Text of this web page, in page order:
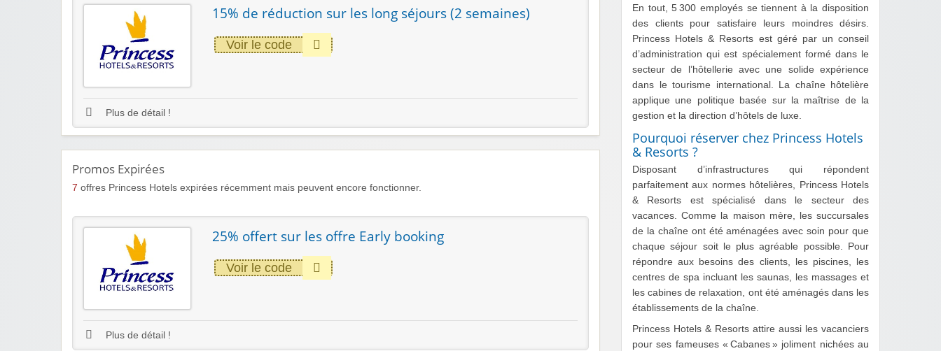
15% de réduction sur les long séjours (2 semaines)
Voir le code
Plus de détail !
Promos Expirées
7 offres Princess Hotels expirées récemment mais peuvent encore fonctionner.
25% offert sur les offre Early booking
Voir le code
Plus de détail !
En tout, 5 300 employés se tiennent à la disposition
des clients pour satisfaire leurs moindres désirs.
Princess Hotels & Resorts est géré par un conseil
d’administration qui est spécialement formé dans le
secteur de l’hôtellerie avec une solide expérience
dans le tourisme international. La chaîne hôtelière
applique une politique basée sur la maîtrise de la
gestion et la direction d’hôtels de luxe.
Pourquoi réserver chez Princess Hotels
& Resorts ?
Disposant d’infrastructures qui répondent
parfaitement aux normes hôtelières, Princess Hotels
& Resorts est spécialisé dans le secteur des
vacances. Comme la maison mère, les succursales
de la chaîne ont été aménagées avec soin pour que
chaque séjour soit le plus agréable possible. Pour
répondre aux besoins des clients, les piscines, les
centres de spa incluant les saunas, les massages et
les cabines de relaxation, ont été aménagés dans les
établissements de la chaîne.
Princess Hotels & Resorts attire aussi les vacanciers
pour ses fameuses « Cabanes » joliment nichées au